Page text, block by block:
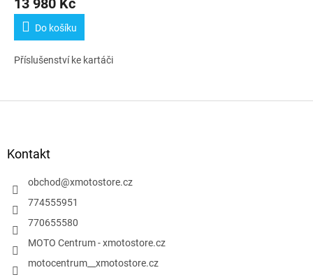
13 980 Kč
Do košíku
Příslušenství ke kartáči
Kontakt
obchod@xmotostore.cz
774555951
770655580
MOTO Centrum - xmotostore.cz
motocentrum__xmotostore.cz